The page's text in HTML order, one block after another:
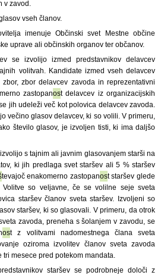
v zavod.
vseh članov.
imenuje Občinski svet Mestne občine
uprave ali občinskih organov ter občanov.
se izvolijo izmed predstavnikov delavcev
volitvah. Kandidate izmed vseh delavcev
zbor delavcev zavoda in reprezentativni
zastopanost delavcev iz organizacijskih
jih udeleži več kot polovica delavcev zavoda.
večino glasov delavcev, ki so volili. V primeru,
število glasov, je izvoljen tisti, ki ima daljšo
s tajnim ali javnim glasovanjem starši na
ki jih predlaga svet staršev ali 5 % staršev
tevajoč enakomerno zastopanost staršev glede
Volitve so veljavne, če se volilne seje sveta
staršev članov sveta staršev. Izvoljeni so
staršev, ki so glasovali. V primeru, da otrok
zavoda, preneha s šolanjem v zavodu, se
ost z volitvami nadomestnega člana sveta
oziroma izvolitev članov sveta zavoda
mesece pred potekom mandata.
staršev se podrobneje določi z